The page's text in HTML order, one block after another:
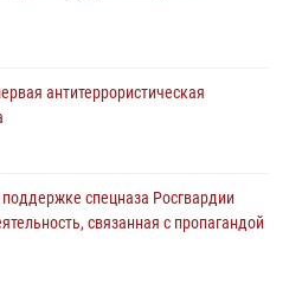
антитеррористическая
спецназа Росгвардии
связанная с пропагандой